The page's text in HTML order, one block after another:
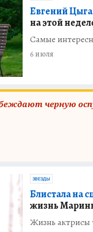
Евгений
на этой
Самые
6 июля
черную
ЗВЕЗДЫ
Блистала на
жизнь
Жизнь актрисы